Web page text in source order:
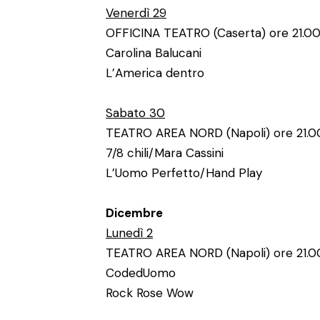
Venerdì 29
OFFICINA TEATRO (Caserta) ore 21.00
Carolina Balucani
L’America dentro
Sabato 30
TEATRO AREA NORD (Napoli) ore
7/8 chili/Mara Cassini
L’Uomo Perfetto/Hand Play
Dicembre
Lunedì 2
TEATRO AREA NORD (Napoli) ore
CodedUomo
Rock Rose Wow